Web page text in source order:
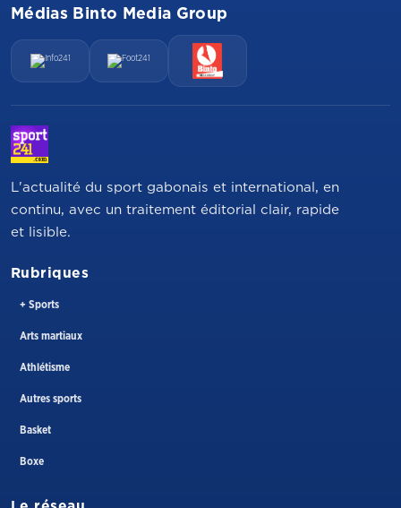
Médias Binto Media Group
L'actualité du sport gabonais et international, en
continu, avec un traitement éditorial clair, rapide
et lisible.
Rubriques
+ Sports
Arts martiaux
Athlétisme
Autres sports
Basket
Boxe